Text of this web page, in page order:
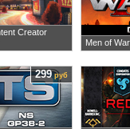
Creator
Men of
299 руб